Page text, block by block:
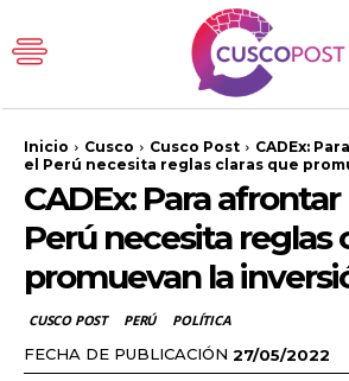
Inicio Cusco Cusco Post
CADEx:
el Perú necesita reglas claras que
CADEx: Para afrontar
Perú necesita reglas
promuevan la
CUSCO POST PERÚ POLÍTICA
FECHA DE PUBLICACIÓN 27/05/2022